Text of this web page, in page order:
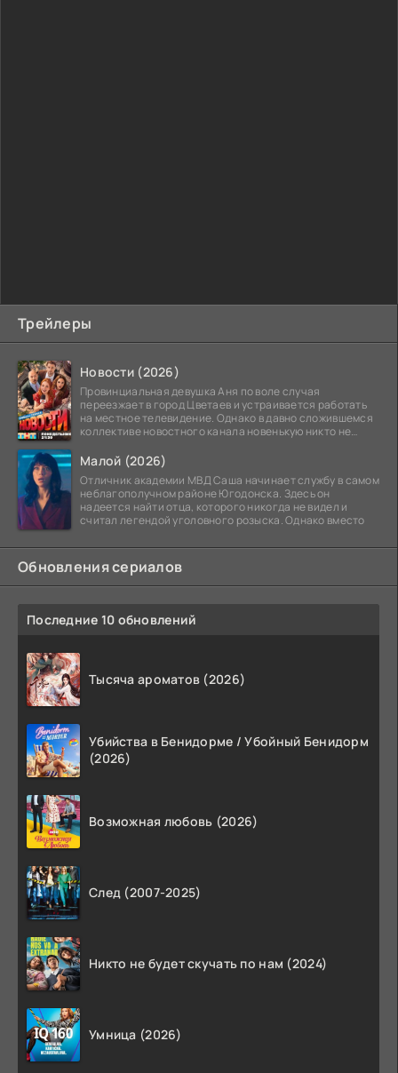
Трейлеры
Новости (2026)
Провинциальная девушка Аня по воле случая
переезжает в город Цветаев и устраивается работать
на местное телевидение. Однако в давно сложившемся
коллективе новостного канала новенькую никто не
Малой (2026)
Отличник академии МВД Саша начинает службу в самом
неблагополучном районе Югодонска. Здесь он
надеется найти отца, которого никогда не видел и
считал легендой уголовного розыска. Однако вместо
Обновления сериалов
Последние 10 обновлений
Тысяча ароматов (2026)
Убийства в Бенидорме / Убойный Бенидорм
(2026)
Возможная любовь (2026)
След (2007-2025)
Никто не будет скучать по нам (2024)
Умница (2026)